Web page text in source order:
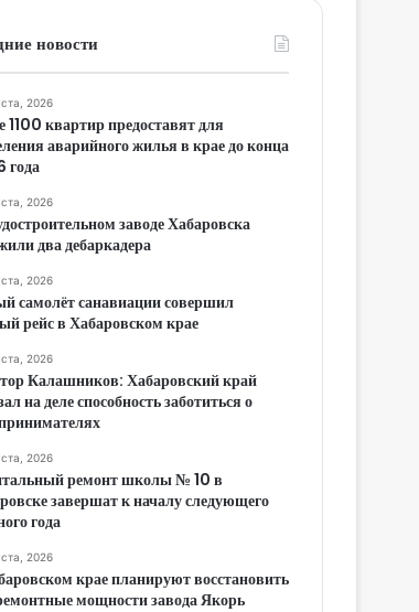
новости
2026
1100 квартир предоставят для
аварийного жилья в крае до конца
года
2026
заводе Хабаровска
два дебаркадера
2026
самолёт санавиации совершил
рейс в Хабаровском крае
2026
Калашников: Хабаровский край
на деле способность заботиться о
2026
ремонт школы № 10 в
завершат к началу следующего
года
2026
крае планируют восстановить
мощности завода Якорь